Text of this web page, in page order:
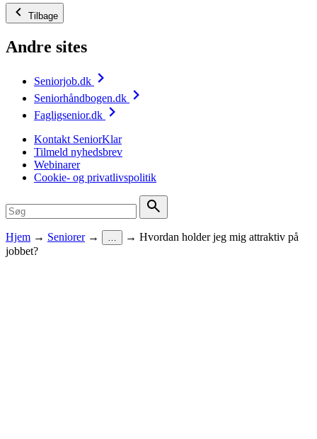
Tilbage
Andre sites
Seniorjob.dk
Seniorhåndbogen.dk
Fagligsenior.dk
Kontakt SeniorKlar
Tilmeld nyhedsbrev
Webinarer
Cookie- og privatlivspolitik
Hjem → Seniorer→ … → Hvordan holder jeg mig attraktiv på
jobbet?